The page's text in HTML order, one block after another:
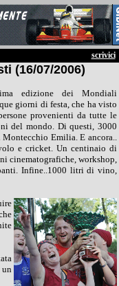
scrivici
(16/07/2006)
edizione dei Mondiali
giorni di festa, che ha visto
provenienti da tutte le
del mondo. Di questi, 3000
Montecchio Emilia. E ancora..
e cricket. Un centinaio di
cinematografiche, workshop,
Infine..1000 litri di vino,
un